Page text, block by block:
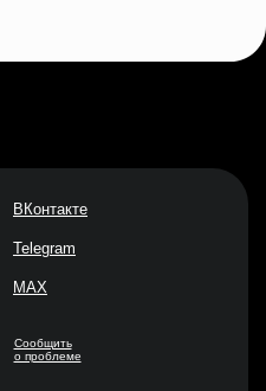
ВКонтакте
Telegram
MAX
Сообщить
о проблеме